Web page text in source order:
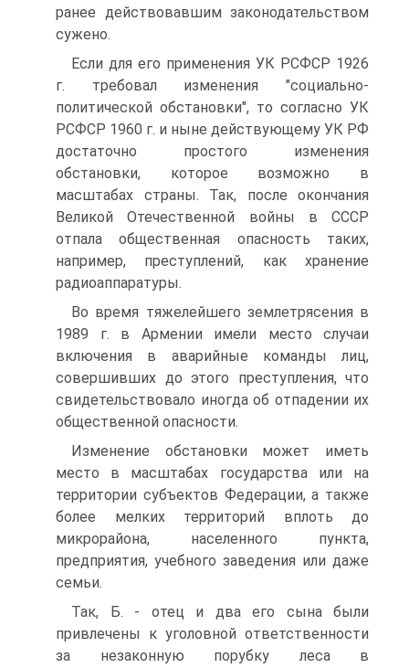
ранее действовавшим законодательством
сужено.
Если для его применения УК РСФСР 1926
г. требовал изменения "социально-
политической обстановки", то согласно УК
РСФСР 1960 г. и ныне действующему УК РФ
достаточно простого изменения
обстановки, которое возможно в
масштабах страны. Так, после окончания
Великой Отечественной войны в СССР
отпала общественная опасность таких,
например, преступлений, как хранение
радиоаппаратуры.
Во время тяжелейшего землетрясения в
1989 г. в Армении имели место случаи
включения в аварийные команды лиц,
совершивших до этого преступления, что
свидетельствовало иногда об отпадении их
общественной опасности.
Изменение обстановки может иметь
место в масштабах государства или на
территории субъектов Федерации, а также
более мелких территорий вплоть до
микрорайона, населенного пункта,
предприятия, учебного заведения или даже
семьи.
Так, Б. - отец и два его сына были
привлечены к уголовной ответственности
за незаконную порубку леса в